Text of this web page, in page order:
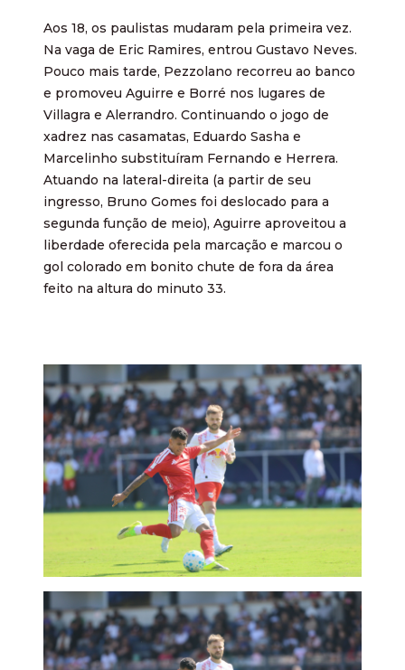
Aos 18, os paulistas mudaram pela primeira vez.
Na vaga de Eric Ramires, entrou Gustavo Neves.
Pouco mais tarde, Pezzolano recorreu ao banco
e promoveu Aguirre e Borré nos lugares de
Villagra e Alerrandro. Continuando o jogo de
xadrez nas casamatas, Eduardo Sasha e
Marcelinho substituíram Fernando e Herrera.
Atuando na lateral-direita (a partir de seu
ingresso, Bruno Gomes foi deslocado para a
segunda função de meio), Aguirre aproveitou a
liberdade oferecida pela marcação e marcou o
gol colorado em bonito chute de fora da área
feito na altura do minuto 33.